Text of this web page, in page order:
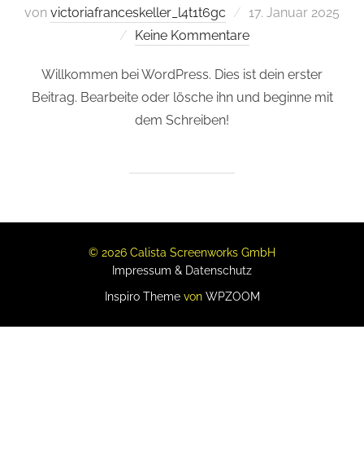
von victoriafranceskeller_l4t1t6gc
Veröffentlicht
am
17. Januar 2025
Keine Kommentare
Willkommen bei WordPress. Dies ist dein erster
Beitrag. Bearbeite oder lösche ihn und beginne mit
dem Schreiben!
© 2026 Calista Screenworks GmbH
Impressum & Datenschutz
Inspiro Themevon WPZOOM